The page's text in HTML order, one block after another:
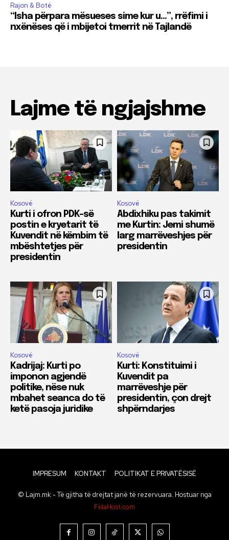
Rajon & Botë
“Isha përpara mësueses sime kur u…”, rrëfimi i
nxënëses që i mbijetoi tmerrit në Tajlandë
Lajme të ngjajshme
Kosovë
Kurti i ofron PDK-së
postin e kryetarit të
Kuvendit në këmbim të
mbështetjes për
presidentin
Kosovë
Abdixhiku pas takimit
me Kurtin: Jemi shumë
larg marrëveshjes për
presidentin
Kosovë
Kadrijaj: Kurti po
imponon agjendë
politike, nëse nuk
mbahet seanca do të
ketë pasoja juridike
Kosovë
Kurti: Konstituimi i
Kuvendit pa
marrëveshje për
presidentin, çon drejt
shpërndarjes
IMPRESUM KONTAKT POLITIKAT E PRIVATËSISË
© Lajm.mk - Të gjitha të drejtat janë të rezervuara. Hostuar nga
FidaHost.com